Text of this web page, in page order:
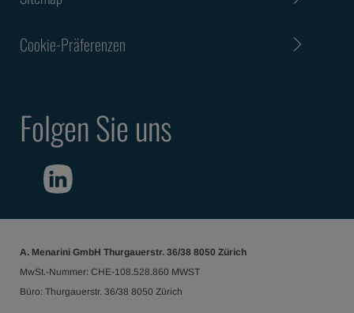
Cookie-Präferenzen
Folgen Sie uns
A. Menarini GmbH Thurgauerstr. 36/38 8050 Zürich
MwSt.-Nummer: CHE-108.528.860 MWST
Büro: Thurgauerstr. 36/38 8050 Zürich